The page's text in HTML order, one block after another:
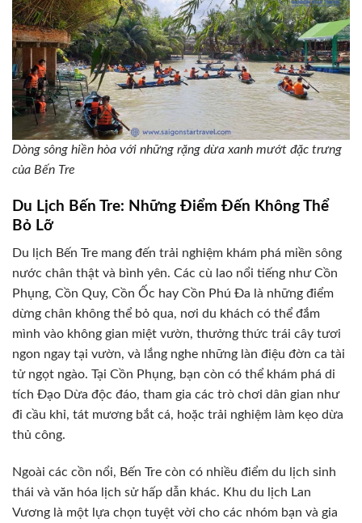
Dòng sông hiền hòa với những rặng dừa xanh mướt đặc trưng
của Bến Tre
Du Lịch Bến Tre: Những Điểm Đến Không Thể
Bỏ Lỡ
Du lịch Bến Tre mang đến trải nghiệm khám phá miền sông
nước chân thật và bình yên. Các cù lao nổi tiếng như Cồn
Phụng, Cồn Quy, Cồn Ốc hay Cồn Phú Đa là những điểm
dừng chân không thể bỏ qua, nơi du khách có thể đắm
mình vào không gian miệt vườn, thưởng thức trái cây tươi
ngon ngay tại vườn, và lắng nghe những làn điệu đờn ca tài
tử ngọt ngào. Tại Cồn Phụng, bạn còn có thể khám phá di
tích Đạo Dừa độc đáo, tham gia các trò chơi dân gian như
đi cầu khỉ, tát mương bắt cá, hoặc trải nghiệm làm kẹo dừa
thủ công.
Ngoài các cồn nổi, Bến Tre còn có nhiều điểm du lịch sinh
thái và văn hóa lịch sử hấp dẫn khác. Khu du lịch Lan
Vương là một lựa chọn tuyệt vời cho các nhóm bạn và gia